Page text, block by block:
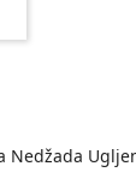
Nedžada